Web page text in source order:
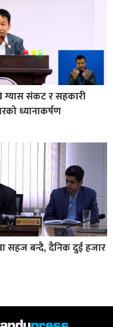
ग्यास संकट र सहकारी
ध्यानाकर्षण
सहज बन्दै, दैनिक दुई हजार